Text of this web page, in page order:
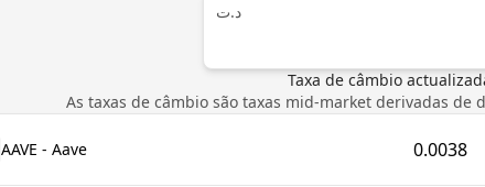
د.ت
Taxa de câmbio
As taxas de câmbio são taxas mid-market derivadas
AAVE - Aave 0.0038